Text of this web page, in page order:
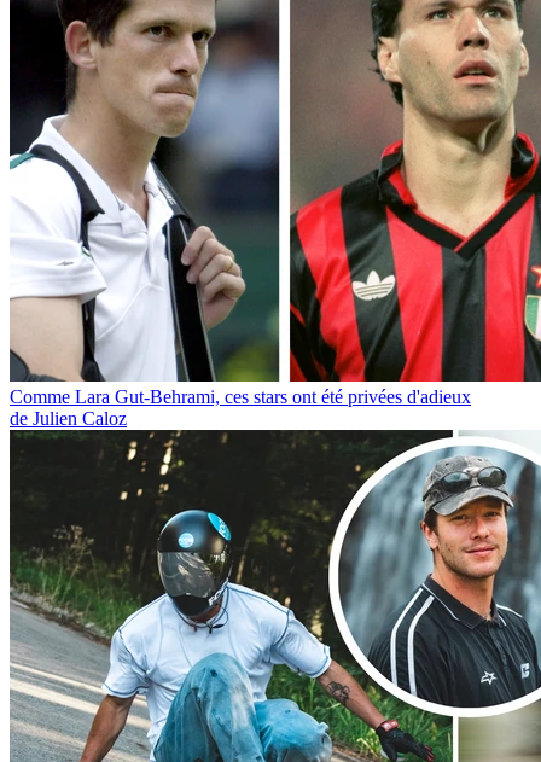
Comme Lara Gut-Behrami, ces stars ont été privées d'adieux
de Julien Caloz